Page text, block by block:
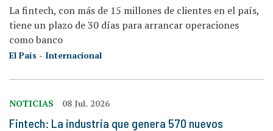
La fintech, con más de 15 millones de clientes en el país,
tiene un plazo de 30 días para arrancar operaciones
como banco
El País - Internacional
NOTICIAS 08 Jul. 2026
Fintech: La industria que genera 570 nuevos